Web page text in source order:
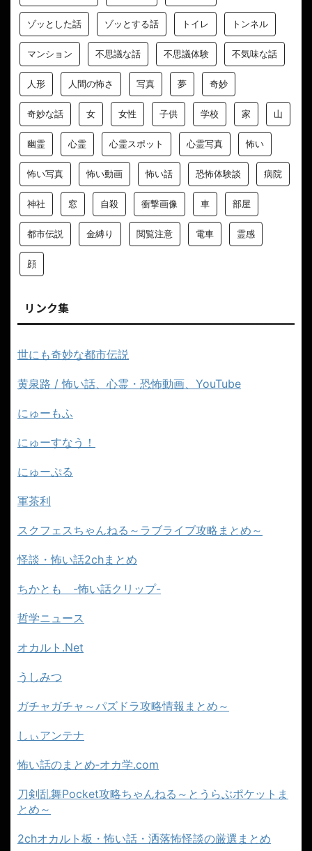
ゾッとした話 ゾッとする話 トイレ トンネル
マンション 不思議な話 不思議体験 不気味な話
人形 人間の怖さ 写真 夢 奇妙
奇妙な話 女 女性 子供 学校 家 山
幽霊 心霊 心霊スポット 心霊写真 怖い
怖い写真 怖い動画 怖い話 恐怖体験談 病院
神社 窓 自殺 衝撃画像 車 部屋
都市伝説 金縛り 閲覧注意 電車 霊感
顔
リンク集
世にも奇妙な都市伝説
黄泉路 / 怖い話、心霊・恐怖動画、YouTube
にゅーもふ
にゅーすなう！
にゅーぷる
軍茶利
スクフェスちゃんねる～ラブライブ攻略まとめ～
怪談・怖い話2chまとめ
ちかとも -怖い話クリップ-
哲学ニュース
オカルト.Net
うしみつ
ガチャガチャ～パズドラ攻略情報まとめ～
しぃアンテナ
怖い話のまとめ‐オカ学.com
刀剣乱舞Pocket攻略ちゃんねる～とうらぶポケットま
とめ～
2chオカルト板・怖い話・洒落怖怪談の厳選まとめ